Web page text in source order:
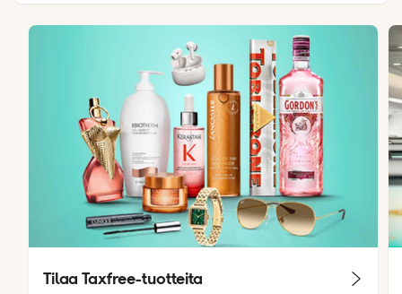
Tilaa Taxfree-tuotteita